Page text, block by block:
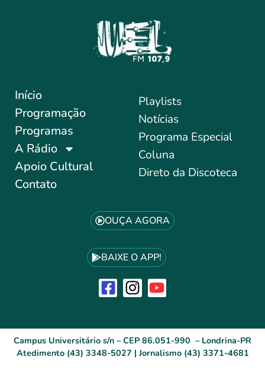
Início
Programação
Programas
A Rádio
Apoio Cultural
Contato
Playlists
Notícias
Programa Especial
Coluna
Direto da Discoteca
OUÇA AGORA
BAIXE O APP!
Campus Universitário s/n – CEP 86.051-990 – Londrina-PR
Atedimento (43) 3348-5027 | Jornalismo (43) 3371-4681